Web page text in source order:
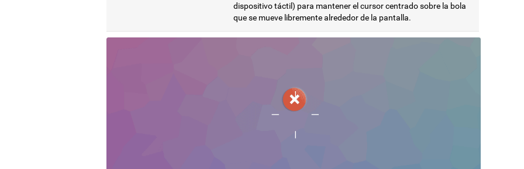
dispositivo táctil) para mantener el cursor centrado sobre la bola
que se mueve libremente alrededor de la pantalla.